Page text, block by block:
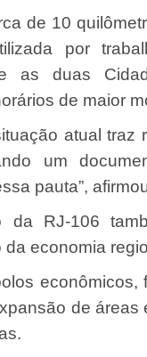
de 10
por
as duas
de maior
atual
um
pauta”,
da RJ-106
economia
de